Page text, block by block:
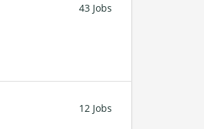
43 Jobs
12 Jobs